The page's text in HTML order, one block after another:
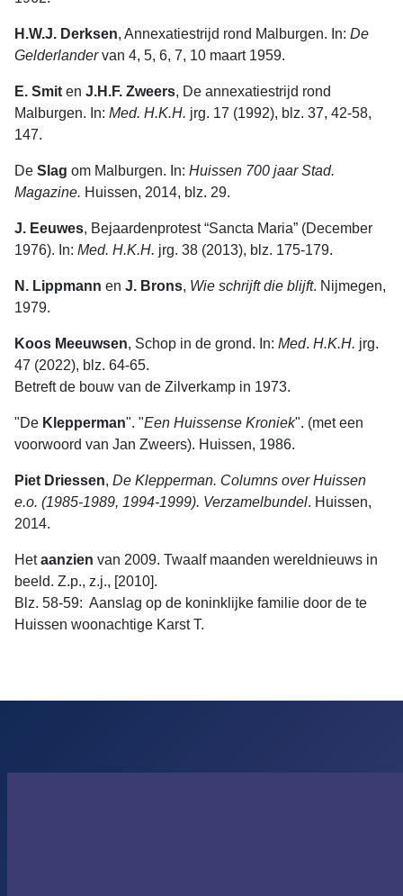
H.W.J. Derksen, Annexatiestrijd rond Malburgen. In: De
Gelderlandervan 4, 5, 6, 7, 10 maart 1959.
E. Smit en J.H.F. Zweers, De annexatiestrijd rond
Malburgen. In: Med. H.K.H. jrg. 17 (1992), blz. 37, 42-58,
147.
De Slag om Malburgen. In: Huissen 700 jaar Stad.
Magazine. Huissen, 2014, blz. 29.
J. Eeuwes, Bejaardenprotest “Sancta Maria” (December
1976). In: Med. H.K.H. jrg. 38 (2013), blz. 175-179.
N. Lippmann en J. Brons, Wie schrijft die blijft. Nijmegen,
1979.
Koos Meeuwsen, Schop in de grond. In: Med. H.K.H. jrg.
47 (2022), blz. 64-65.
Betreft de bouw van de Zilverkamp in 1973.
"De Klepperman". "Een Huissense Kroniek". (met een
voorwoord van Jan Zweers). Huissen, 1986.
Piet Driessen, De Klepperman. Columns over Huissen
e.o. (1985-1989, 1994-1999). Verzamelbundel. Huissen,
2014.
Hetaanzien van 2009. Twaalf maanden wereldnieuws in
beeld. Z.p., z.j., [2010].
Blz. 58-59: Aanslag op de koninklijke familie door de te
Huissen woonachtige Karst T.